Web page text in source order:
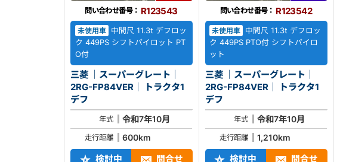
問い合わせ番号： R123543
未使用車
中間尺 11.3t デフロッ
ク 449PS シフトパイロット PT
O付
三菱 ｜スーパーグレート｜
2RG-FP84VER｜ トラクタ1
デフ
年式 令和7年10月
走行距離 600km
検討中 問合せ
問い合わせ番号： R123542
未使用車 中間尺 11.3t デフロッ
ク 449PS PTO付 シフトパイロ
ット
三菱 ｜スーパーグレート｜
2RG-FP84VER｜ トラクタ1
デフ
年式 令和7年10月
走行距離 1,210km
検討中 問合せ